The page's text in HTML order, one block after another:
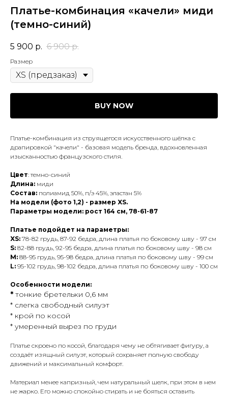
Платье-комбинация «качели» миди
(темно-синий)
5 900 р. 6 900 р.
Размер
BUY NOW
Платье-комбинация из струящегося искусственного шёлка с
драпировкой "качели" - базовая модель бренда, вдохновленная
изысканностью французского стиля.
Цвет: темно-синий
Длина: миди
Состав: полиамид 50%, п/э 45%, эластан 5%
На модели (фото 1,2) - размер XS.
Параметры модели: рост 164 см, 78-61-87
Платье подойдет на параметры:
XS: 78-82 грудь, 87-92 бедра, длина платья по боковому шву - 97 см
S: 82-88 грудь, 92-95 бедра, длина платья по боковому шву - 98 см
M: 88-95 грудь, 95-98 бедра, длина платья по боковому шву - 99 см
L: 95-102 грудь, 98-102 бедра, длина платья по боковому шву - 100 см
Особенности модели:
* тонкие бретельки 0,6 мм
* слегка свободный силуэт
* крой по косой
* умеренный вырез по груди
Платье скроено по косой, благодаря чему не обтягивает фигуру, а
создаёт изящный силуэт, который сохраняет полную свободу
движений и максимальный комфорт.
Материал менее капризный, чем натуральный шелк, при этом в нем
не жарко. Его можно спокойно стирать и не бояться оставить